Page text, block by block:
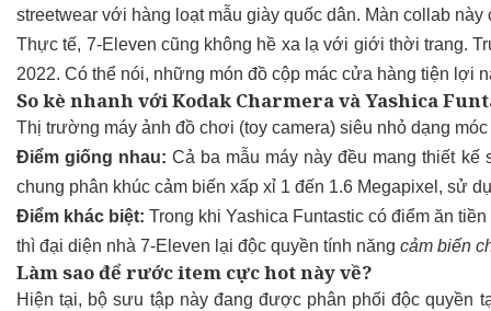
streetwear với hàng loạt mẫu giày quốc dân. Màn collab
Thực tế, 7-Eleven cũng không hề xa lạ với giới thời trang.
2022. Có thể nói, những món đồ cộp mác cửa hàng tiện lợi
So kè nhanh với Kodak Charmera và Yashica
Thị trường máy ảnh đồ chơi (toy camera) siêu nhỏ dạng
Điểm giống nhau: Cả ba mẫu máy này đều mang thiết
chung phân khúc cảm biến xấp xỉ 1 đến 1.6 Megapixel, sử
Điểm khác biệt: Trong khi Yashica Funtastic có điểm ăn
thì đại diện nhà 7-Eleven lại độc quyền tính năng cảm biến
Làm sao để rước item cực hot này về?
Hiện tại, bộ sưu tập này đang được phân phối độc quyền